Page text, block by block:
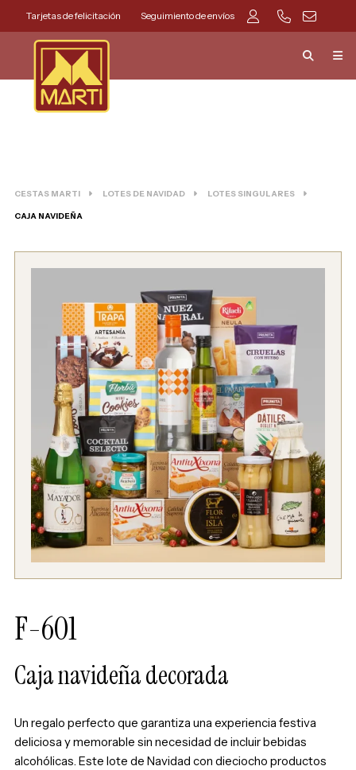
Tarjetas de felicitación Seguimiento de envíos
CESTAS MARTI LOTES DE NAVIDAD LOTES SINGULARES
CAJA NAVIDEÑA
F-601
Caja navideña decorada
Un regalo perfecto que garantiza una experiencia festiva
deliciosa y memorable sin necesidad de incluir bebidas
alcohólicas. Este lote de Navidad con dieciocho productos